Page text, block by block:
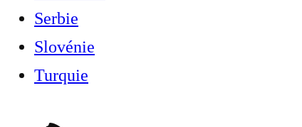
Serbie
Slovénie
Turquie